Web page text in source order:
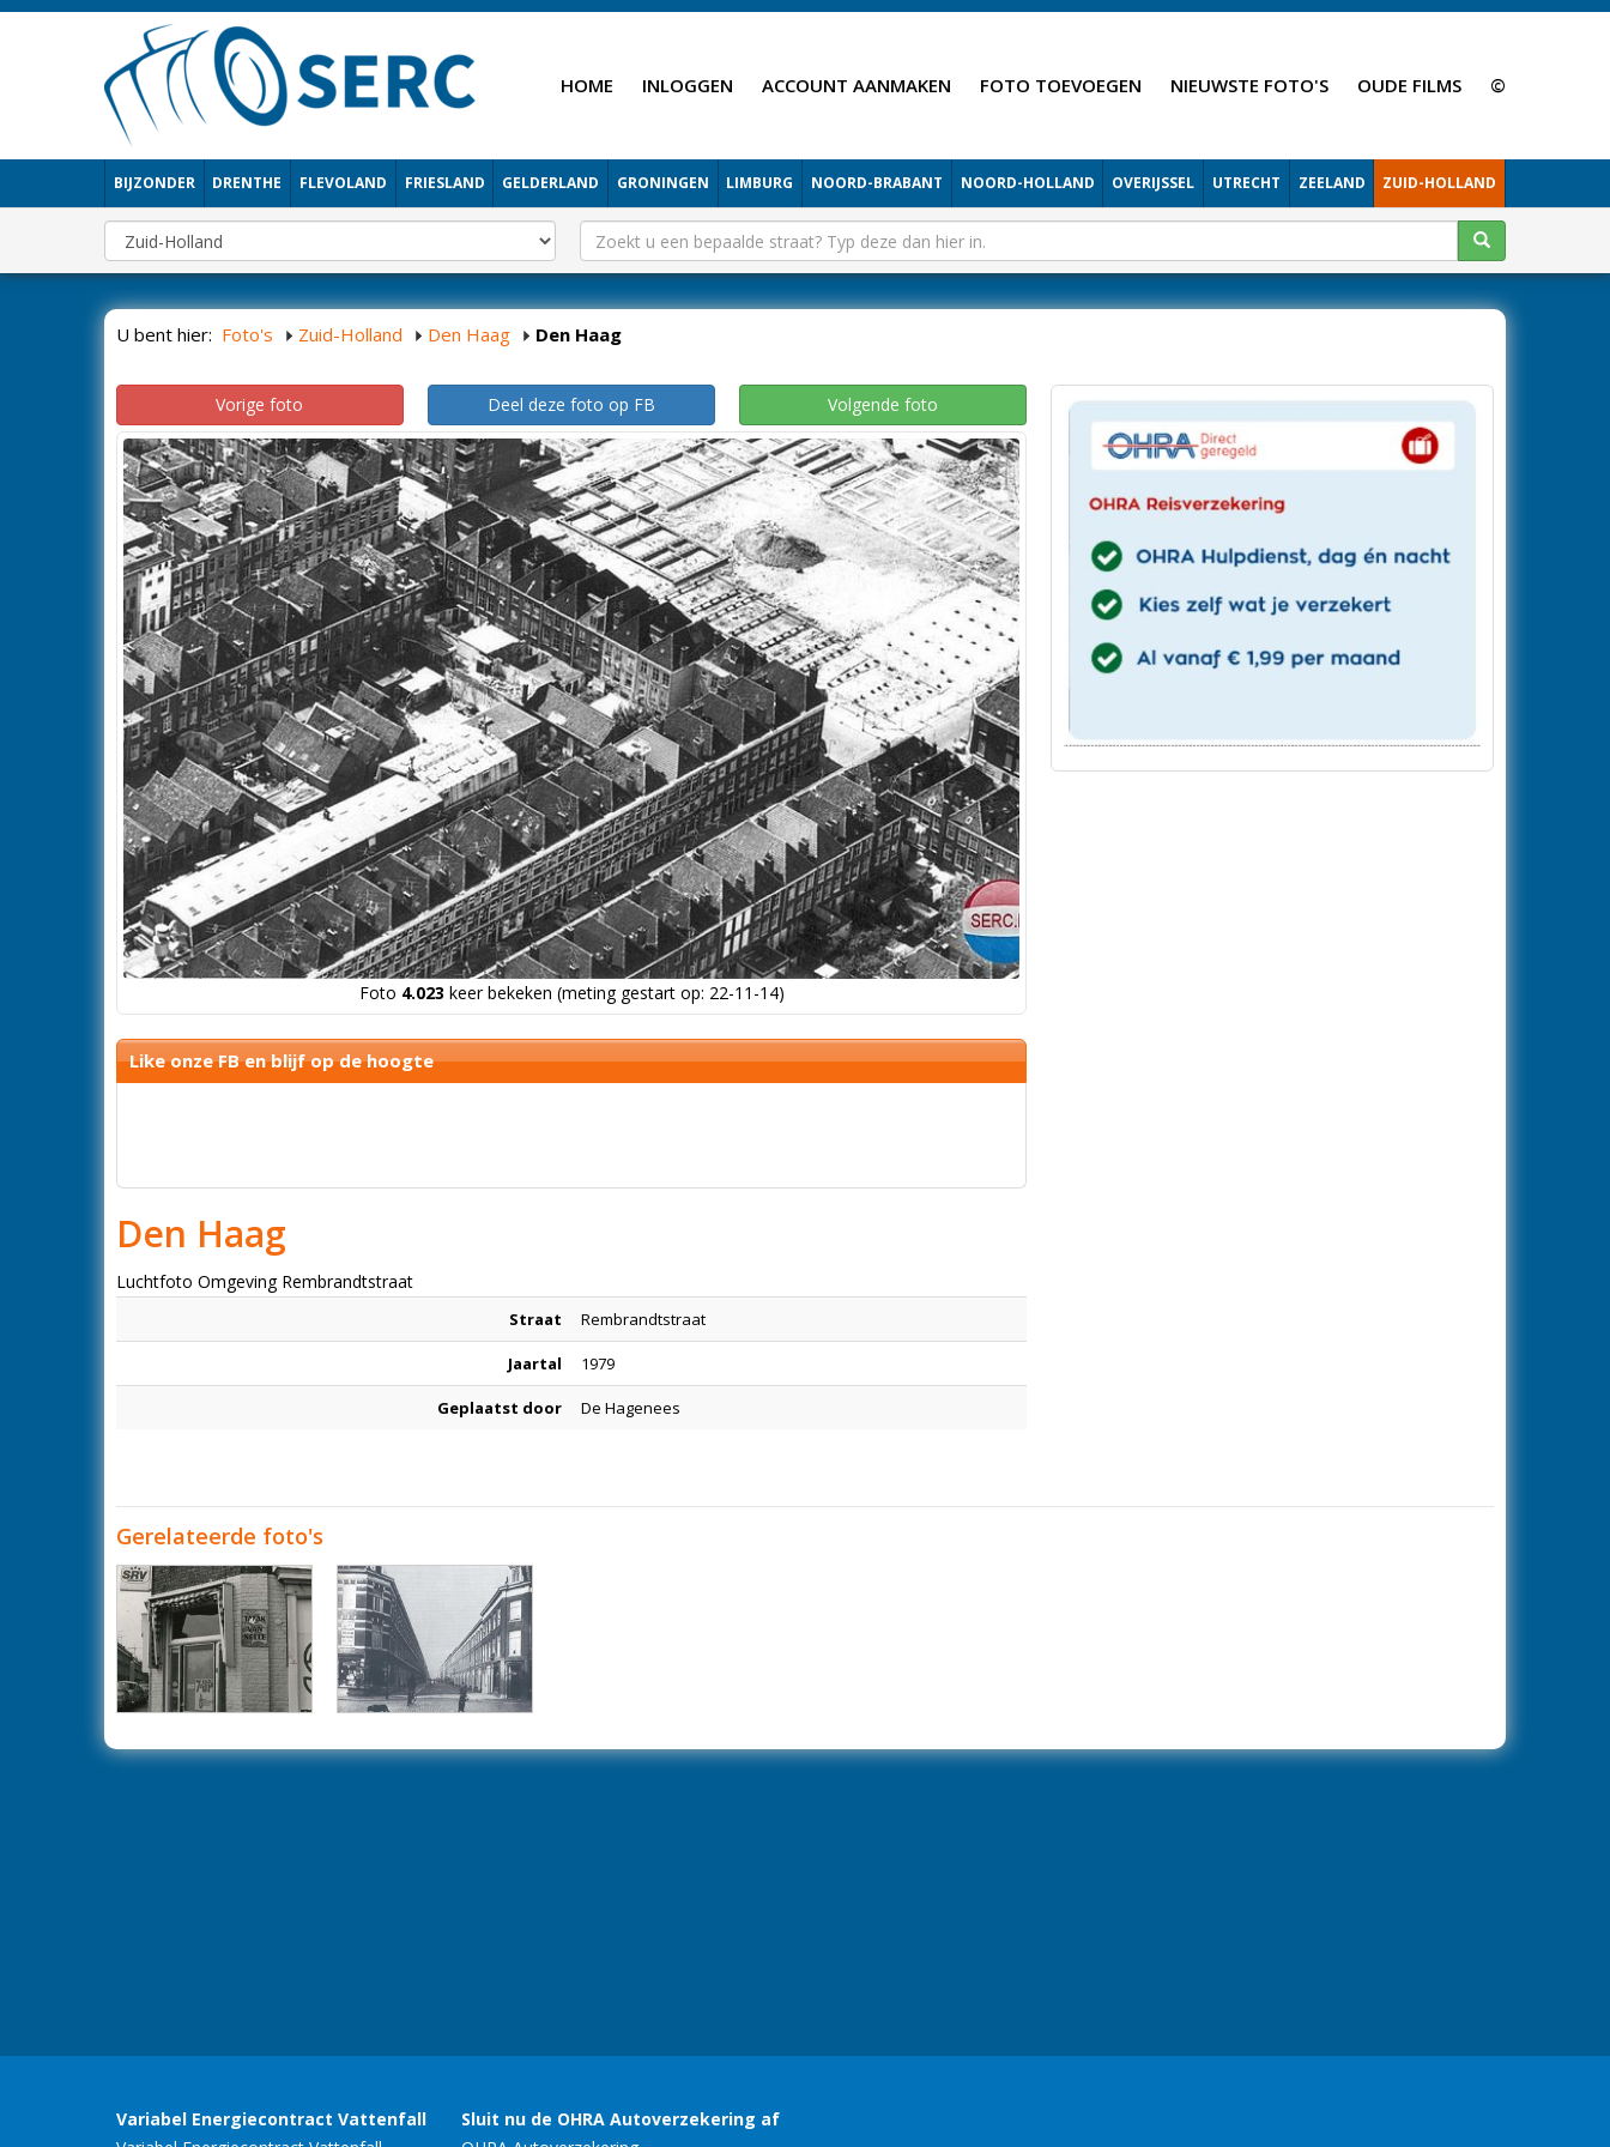
HOME INLOGGEN ACCOUNT AANMAKEN FOTO TOEVOEGEN NIEUWSTE FOTO'S OUDE FILMS ©
BIJZONDER DRENTHE FLEVOLAND FRIESLAND GELDERLAND GRONINGEN LIMBURG NOORD-BRABANT NOORD-HOLLAND OVERIJSSEL UTRECHT ZEELAND ZUID-HOLLAND
U bent hier: Foto's Zuid-Holland Den Haag Den Haag
Vorige foto Deel deze foto op FB Volgende foto
Foto 4.023 keer bekeken (meting gestart op: 22-11-14)
Like onze FB en blijf op de hoogte
Den Haag
Luchtfoto Omgeving Rembrandtstraat
Straat Rembrandtstraat
Jaartal 1979
Geplaatst door De Hagenees
Gerelateerde foto's